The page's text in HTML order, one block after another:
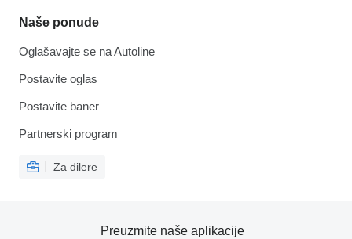
Naše ponude
Oglašavajte se na Autoline
Postavite oglas
Postavite baner
Partnerski program
Za dilere
Preuzmite naše aplikacije